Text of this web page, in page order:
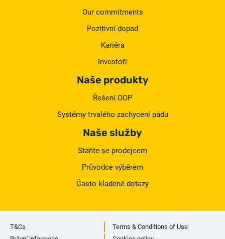
Our commitments
Pozitivní dopad
Kariéra
Investoři
Naše produkty
Řešení OOP
Systémy trvalého zachycení pádu
Naše služby
Staňte se prodejcem
Průvodce výběrem
Často kladené dotazy
T&Cs
Terms & Conditions of Use